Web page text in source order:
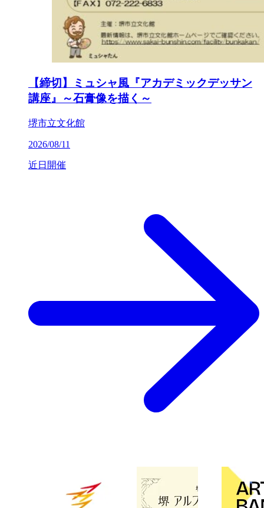
【締切】ミュシャ風『アカデミックデッサン
講座』～石膏像を描く～
堺市立文化館
2026/08/11
近日開催